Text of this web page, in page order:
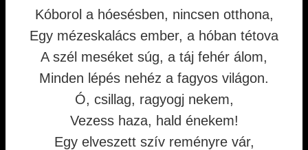
Kóborol a hóesésben, nincsen otthona,
Egy mézeskalács ember, a hóban tétova
A szél meséket súg, a táj fehér álom,
Minden lépés nehéz a fagyos világon.
Ó, csillag, ragyogj nekem,
Vezess haza, hald énekem!
Egy elveszett szív reményre vár,